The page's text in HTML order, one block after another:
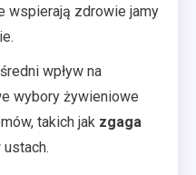
wspierają zdrowie jamy
wpływ na
wybory żywieniowe
takich jak zgaga